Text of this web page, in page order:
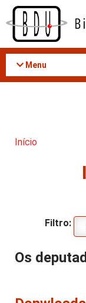
Acessar
conteúdo
Menu
Início
Filtro:
Os